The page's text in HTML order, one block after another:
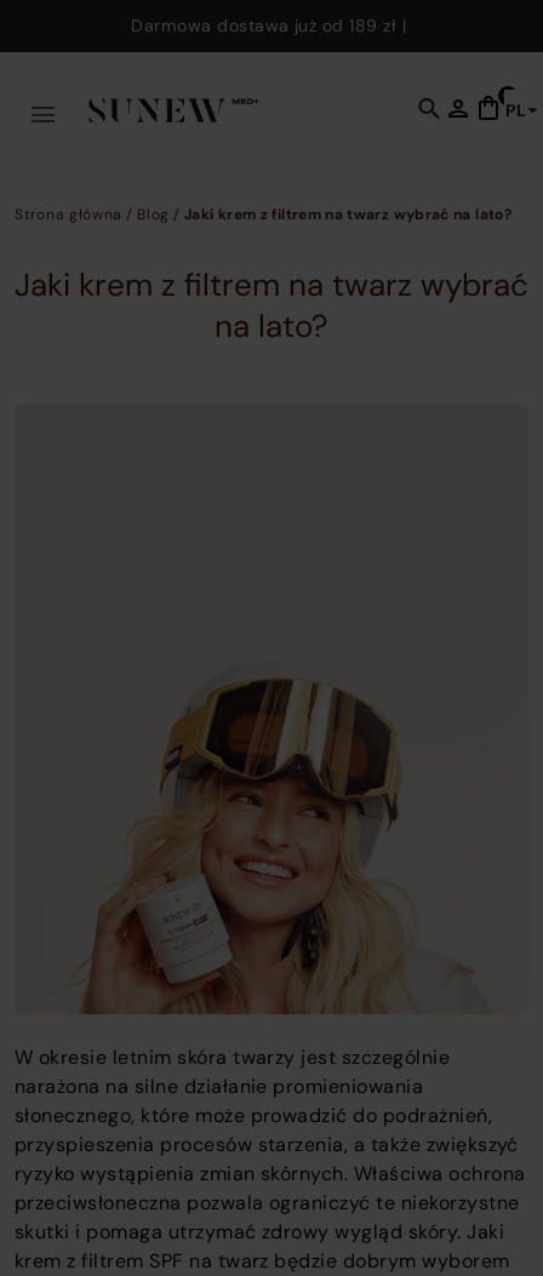
Darmowa dostawa już od 189 zł |
0
PL
Strona główna / Blog /Jaki krem z filtrem na twarz wybrać na lato?
Jaki krem z filtrem na twarz wybrać
na lato?
W okresie letnim skóra twarzy jest szczególnie
narażona na silne działanie promieniowania
słonecznego, które może prowadzić do podrażnień,
przyspieszenia procesów starzenia, a także zwiększyć
ryzyko wystąpienia zmian skórnych. Właściwa ochrona
przeciwsłoneczna pozwala ograniczyć te niekorzystne
skutki i pomaga utrzymać zdrowy wygląd skóry. Jaki
krem z filtrem SPF na twarz będzie dobrym wyborem